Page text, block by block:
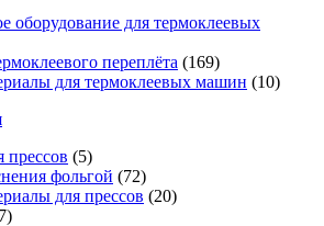
оборудование для термоклеевых
переплёта (169)
для термоклеевых машин (10)
прессов (5)
фольгой (72)
для прессов (20)